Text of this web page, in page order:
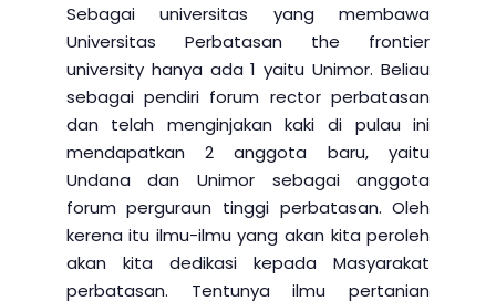
Sebagai universitas yang membawa
Universitas Perbatasan the frontier
university hanya ada 1 yaitu Unimor. Beliau
sebagai pendiri forum rector perbatasan
dan telah menginjakan kaki di pulau ini
mendapatkan 2 anggota baru, yaitu
Undana dan Unimor sebagai anggota
forum perguraun tinggi perbatasan. Oleh
kerena itu ilmu-ilmu yang akan kita peroleh
akan kita dedikasi kepada Masyarakat
perbatasan. Tentunya ilmu pertanian